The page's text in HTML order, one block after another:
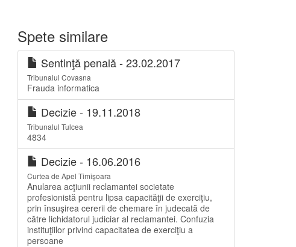
Spete similare
Sentinţă penală - 23.02.2017
Tribunalul Covasna
Frauda informatica
Decizie - 19.11.2018
Tribunalul Tulcea
4834
Decizie - 16.06.2016
Curtea de Apel Timișoara
Anularea acţiunii reclamantei societate
profesionistă pentru lipsa capacităţii de exerciţiu,
prin însuşirea cererii de chemare în judecată de
către lichidatorul judiciar al reclamantei. Confuzia
instituţiilor privind capacitatea de exerciţiu a
persoane